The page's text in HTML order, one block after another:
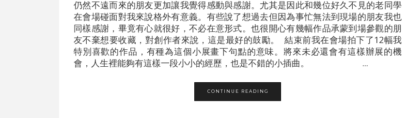
仍然不遠而來的朋友更加讓我覺得感動與感謝。尤其是因此和幾位好久不見的老同學
在會場碰面對我來說格外有意義。有些說了想過去但因為事忙無法到現場的朋友我也
同樣感謝，畢竟有心就很好，不必在意形式。也很開心有幾幅作品承蒙到場參觀的朋
友不棄想要收藏，對創作者來說，這是最好的鼓勵。 結束前我在會場拍下了12幅我
特別喜歡的作品，有種為這個小展畫下句點的意味。將來未必還會有這樣辦展的機
會，人生裡能夠有這樣一段小小的經歷，也是不錯的小插曲。 ...
CONTINUE READING